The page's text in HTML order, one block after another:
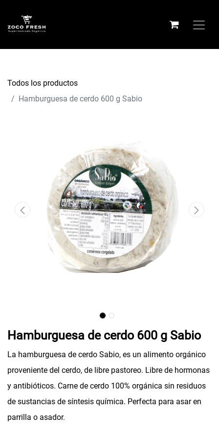
Todos los productos
Hamburguesa de cerdo 600 g Sabio
Hamburguesa de cerdo 600 g Sabio
La hamburguesa de cerdo Sabio, es un alimento orgánico
proveniente del cerdo, de libre pastoreo. Libre de hormonas
y antibióticos. Carne de cerdo 100% orgánica sin residuos
de sustancias de síntesis química. Perfecta para asar en
parrilla o asador.